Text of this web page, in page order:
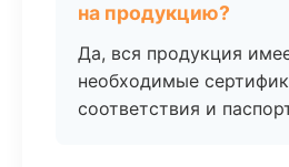
на продукцию?
Да, вся продукция
необходимые
соответствия и